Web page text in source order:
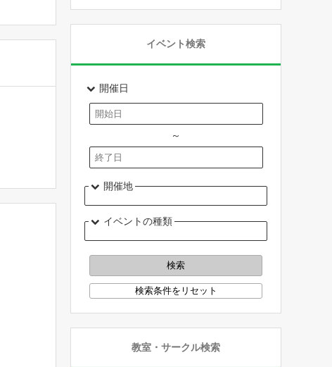
イベント検索
開催日
～
開催地
イベントの種類
教室・サークル検索